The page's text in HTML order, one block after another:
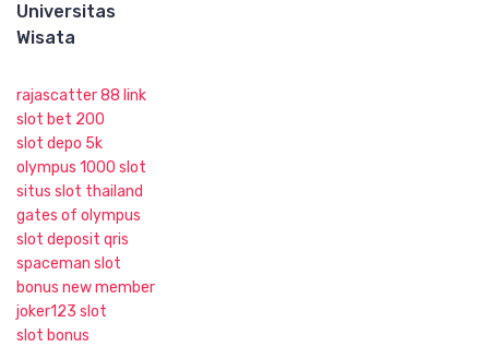
Universitas
Wisata
rajascatter 88 link
slot bet 200
slot depo 5k
olympus 1000 slot
situs slot thailand
gates of olympus
slot deposit qris
spaceman slot
bonus new member
joker123 slot
slot bonus